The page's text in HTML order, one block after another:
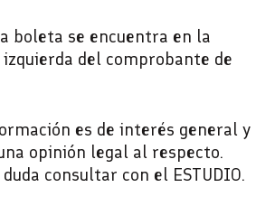
boleta se encuentra en la
del comprobante de
es de interés general y
opinión legal al respecto.
consultar con el ESTUDIO.